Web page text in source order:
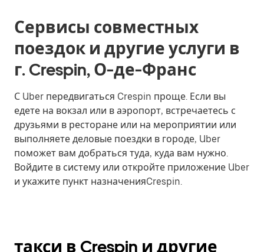
Сервисы совместных
поездок и другие услуги в
г. Crespin, О-де-Франс
С Uber передвигаться Crespin проще. Если вы
едете на вокзал или в аэропорт, встречаетесь с
друзьями в ресторане или на мероприятии или
выполняете деловые поездки в городе, Uber
поможет вам добраться туда, куда вам нужно.
Войдите в систему или откройте приложение Uber
и укажите пункт назначенияCrespin.
такси в Crespin и другие